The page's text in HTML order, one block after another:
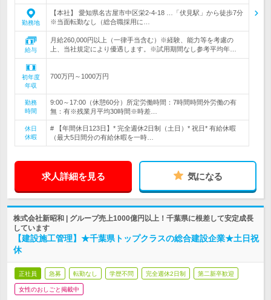
勤務地
【本社】 愛知県名古屋市中区栄2-4-18 …「伏見駅」から徒歩7分
※当面転勤なし（総合職採用に…
給与
月給260,000円以上（一律手当含む）※経験、能力等を考慮の
上、当社規定により優遇します。※試用期間なし参考平均年…
初年度
年収
700万円～1000万円
勤務
時間
9:00～17:00（休憩60分）所定労働時間：7時間時間外労働の有
無：有※残業月平均30時間※時差…
休日
休暇
# 【年間休日123日】* 完全週休2日制（土日）* 祝日* 有給休暇
（最大5日間分の有給休暇を一時…
求人詳細を見る 気になる
株式会社新昭和 | グループ売上1000億円以上！千葉県に根差して安定成長
しています
【建設施工管理】★千葉県トップクラスの総合建設企業★土日祝
休
正社員 急募 転勤なし 学歴不問 完全週休2日制 第二新卒歓迎
女性のおしごと掲載中